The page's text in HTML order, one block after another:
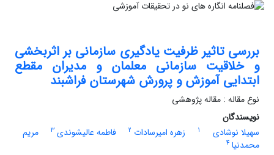
بررسی تاثیر ظرفیت یادگیری سازمانی بر اثربخشی
و خلاقیت سازمانی معلمان و مدیران مقطع
ابتدایی آموزش و پرورش شهرستان فراشبند
نوع مقاله : مقاله پژوهشی
نویسندگان
سهیلا نوشادی
1 زهره امیرسادات 2 فاطمه عالیشوندی 3
مریم
محمدنیا 4